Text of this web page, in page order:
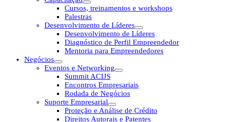
Cursos, treinamentos e workshops
Palestras
Desenvolvimento de Líderes
Desenvolvimento de Líderes
Diagnóstico de Perfil Empreendedor
Mentoria para Empreendedores
Negócios
Eventos e Networking
Summit ACIJS
Encontros Empresariais
Rodada de Negócios
Suporte Empresarial
Proteção e Análise de Crédito
Direitos Autorais e Patentes